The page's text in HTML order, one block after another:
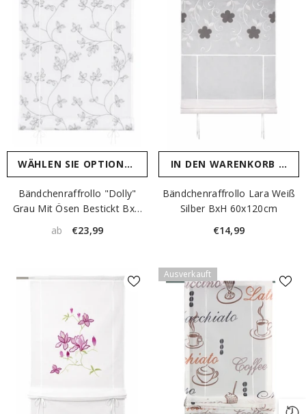
WÄHLEN SIE OPTIONEN
Bändchenraffrollo "Dolly"
Grau Mit Ösen Bestickt BxH
ab €23,99
IN DEN WARENKORB
Bändchenraffrollo Lara Weiß
Silber BxH 60x120cm
€14,99
Ausverkauft